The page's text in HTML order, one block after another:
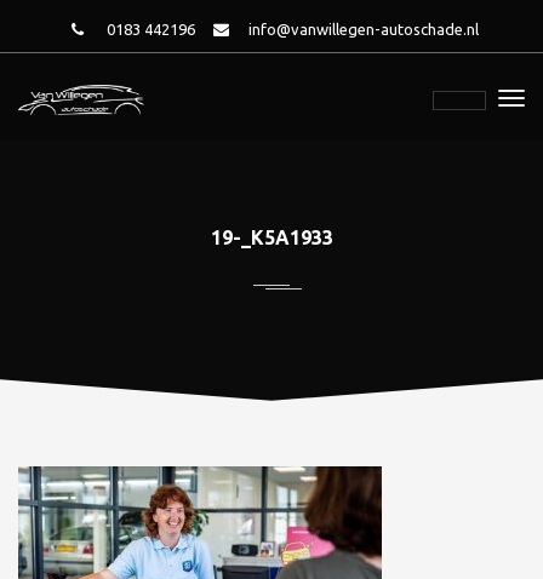
0183 442196 info@vanwillegen-autoschade.nl
19-_K5A1933